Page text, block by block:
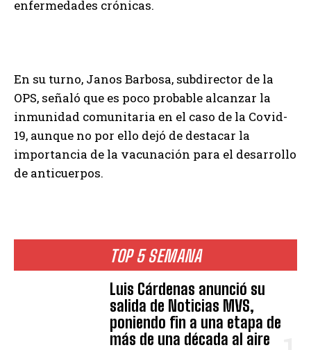
TOP 5 SEMANA
Luis Cárdenas anunció su
salida de Noticias MVS,
poniendo fin a una etapa de
más de una década al aire
enfermedades crónicas.
En su turno, Janos Barbosa, subdirector de la
OPS, señaló que es poco probable alcanzar la
inmunidad comunitaria en el caso de la Covid-
19, aunque no por ello dejó de destacar la
importancia de la vacunación para el desarrollo
de anticuerpos.